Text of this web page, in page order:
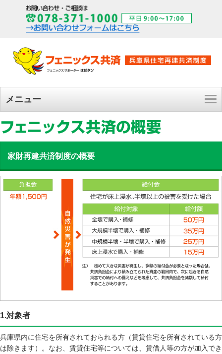
メニュー
家財再建共済制度の概要
1.対象者
兵庫県内に住宅を所有されておられる方（賃貸住宅を所有されている方
は除きます）。なお、賃貸住宅等については、賃借人等の方が加入でき